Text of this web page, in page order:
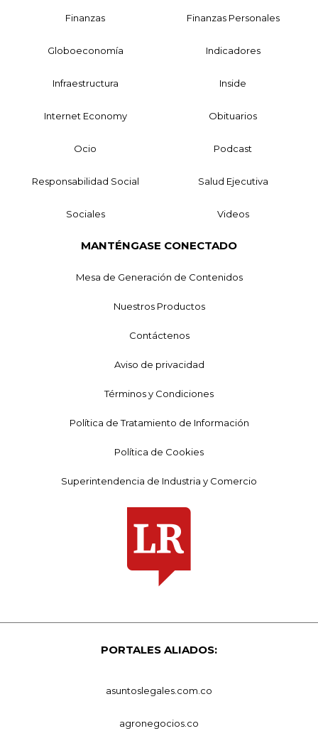
Finanzas Finanzas Personales
Globoeconomía Indicadores
Infraestructura Inside
Internet Economy Obituarios
Ocio Podcast
Responsabilidad Social Salud Ejecutiva
Sociales Videos
MANTÉNGASE CONECTADO
Mesa de Generación de Contenidos
Nuestros Productos
Contáctenos
Aviso de privacidad
Términos y Condiciones
Política de Tratamiento de Información
Política de Cookies
Superintendencia de Industria y Comercio
PORTALES ALIADOS:
asuntoslegales.com.co
agronegocios.co